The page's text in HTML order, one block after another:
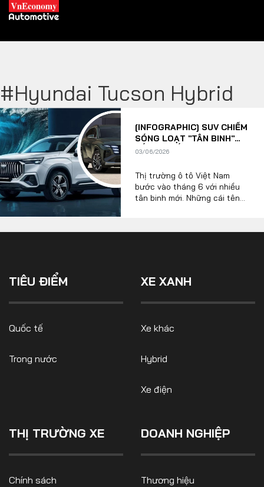
Trang chủ
Tiêu điểm
XE XANH
Xe khác
Hybrid
Xe điện
THỊ TRƯỜNG XE
Số liệu thị trường
MULTIMEDIA
Infographics
TRA CỨU XE
#Hyundai Tucson Hybrid
[INFOGRAPHIC] SUV CHIẾM
SÓNG LOẠT "TÂN BINH"
SẮP RA MẮT THỊ TRƯỜNG
03/06/2026
Thị trường ô tô Việt Nam
bước vào tháng 6 với nhiều
tân binh mới. Những cái tên
Okavango hay KIA Sportage,
phân khúc SUV.
TIÊU ĐIỂM
Quốc tế
Trong nước
XE XANH
Xe khác
Hybrid
Xe điện
THỊ TRƯỜNG XE
Chính sách
DOANH NGHIỆP
Thương hiệu